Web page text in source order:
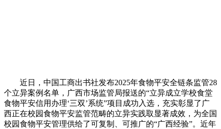
近日，中国工商出书社发布2025年食物平安全链条监管28
个立异案例名单，广西市场监管局报送的“立异成立学校食堂
食物平安信用办理‘三双’系统”项目成功入选，充实彰显了广
西正在校园食物平安监管范畴的立异实践取显著成效，为全国
校园食物平安管理供给了可复制、可推广的“广西经验”。近年